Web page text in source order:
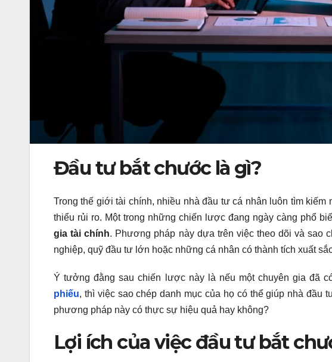
Đầu tư bắt chước là gì?
Trong thế giới tài chính, nhiều nhà đầu tư cá nhân luôn tìm
thiểu rủi ro. Một trong những chiến lược đang ngày càng phổ
gia tài chính. Phương pháp này dựa trên việc theo dõi và sao
nghiệp, quỹ đầu tư lớn hoặc những cá nhân có thành tích xuất
Ý tưởng đằng sau chiến lược này là nếu một chuyên gia đã
phiếu, thì việc sao chép danh mục của họ có thể giúp nhà
phương pháp này có thực sự hiệu quả hay không?
Lợi ích của việc đầu tư bắt